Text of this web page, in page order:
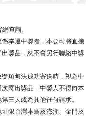
查詢。
幸運中獎者，本公司將直接
獎品，恕不會另行聯絡中獎
項無法成功寄送時，視為中
寄出獎品，中獎人不得向本
三人或為其他任何請求。
限台灣本島及澎湖、金門及